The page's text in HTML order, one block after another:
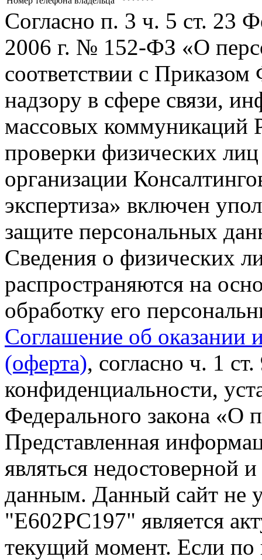
Согласно п. 3 ч. 5 ст. 23
2006 г. № 152-ФЗ «О
соответствии с
надзору в сфере связи,
массовых коммуникаций
проверки физических
организации
экспертиза» включен
защите персональных
Сведения о физических
распространяются на
обработку его
Соглашение об оказании
(оферта), согласно ч. 1
конфиденциальности,
Федерального закона «О
Представленная
являться недостоверной
данным. Данный сайт не
"Е602РС197" является
текущий момент. Если